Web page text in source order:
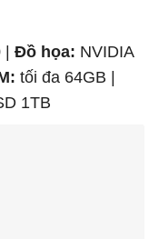
Đồ họa: NVIDIA
tối đa 64GB |
1TB